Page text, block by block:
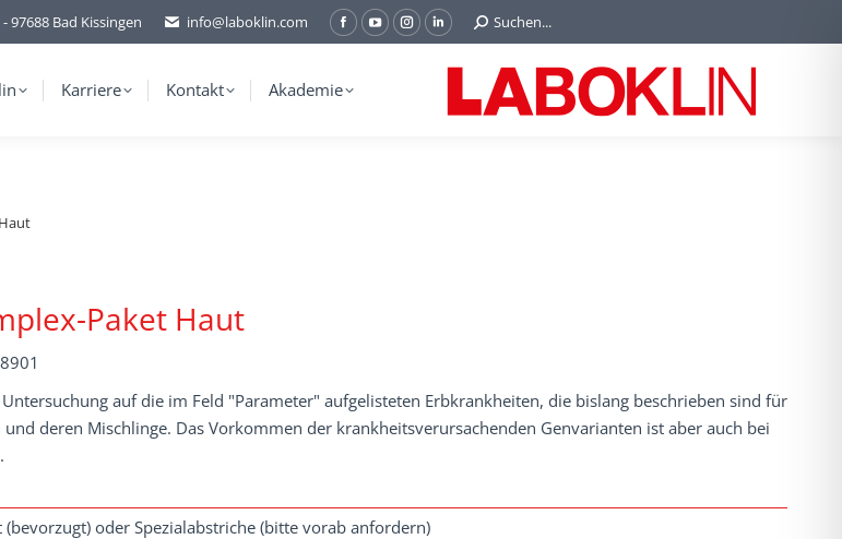
97688 Bad Kissingen info@laboklin.com
Facebook
opens
YouTubeInstagram
Linkedin
page
in
Search:
Suchen...
Karriere Kontakt Akademie
Paket Haut
auf die im Feld "Parameter" aufgelisteten Erbkrankheiten, die bislang beschrieben sind für
und deren Mischlinge. Das Vorkommen der krankheitsverursachenden Genvarianten ist aber auch bei
(bevorzugt) oder Spezialabstriche (bitte vorab anfordern)